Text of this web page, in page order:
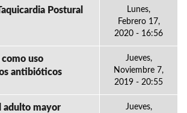
Postural
Lunes,
Febrero 17,
2020 - 16:56
uso
antibióticos
Jueves,
Noviembre 7,
2019 - 20:55
adulto mayor
Jueves,